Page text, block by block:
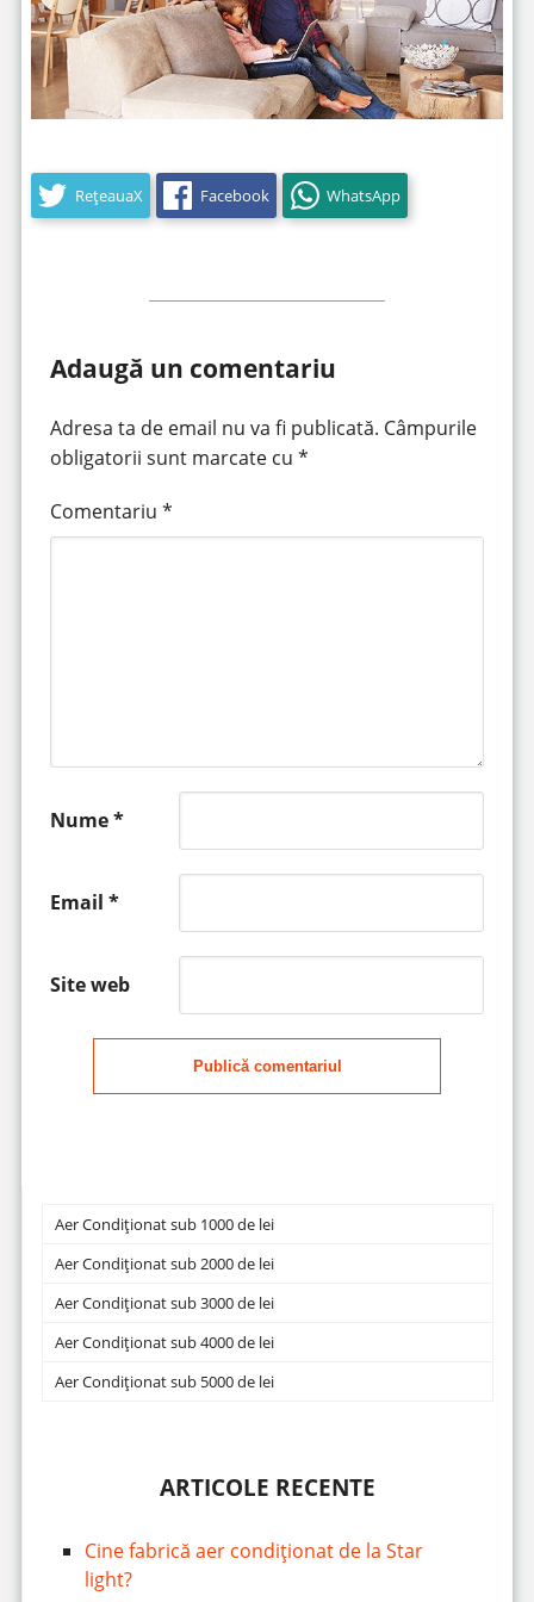
RețeauaX Facebook WhatsApp
Adaugă un comentariu
Adresa ta de email nu va fi publicată. Câmpurile
obligatorii sunt marcate cu *
Comentariu *
Nume*
Email *
Site web
Publică comentariul
Aer Condiționat sub 1000 de lei
Aer Condiționat sub 2000 de lei
Aer Condiționat sub 3000 de lei
Aer Condiționat sub 4000 de lei
Aer Condiționat sub 5000 de lei
ARTICOLE RECENTE
Cine fabrică aer condiționat de la Star
light?